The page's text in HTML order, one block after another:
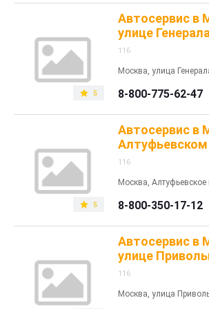
5
Автосервис в
улице
116
Москва, улица
8-800-775-62-47
5
Автосервис в
116
Москва, Алтуфьевское
8-800-350-17-12
Автосервис в
улице
116
Москва, улица